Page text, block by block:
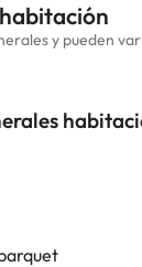
y pueden